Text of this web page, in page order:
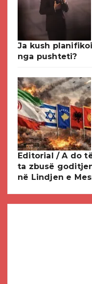
Ja kush
nga pushteti?
Editorial / A do
ta zbusë
në Lindjen e